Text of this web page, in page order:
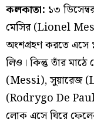
কলকাতা: ১৩
মেসির (Lionel
অংশগ্রহণ করতে এসে
লিও। কিন্তু তাঁর
(Messi), সুয়ারেজ
(Rodrygo De
লোক এসে ঘিরে